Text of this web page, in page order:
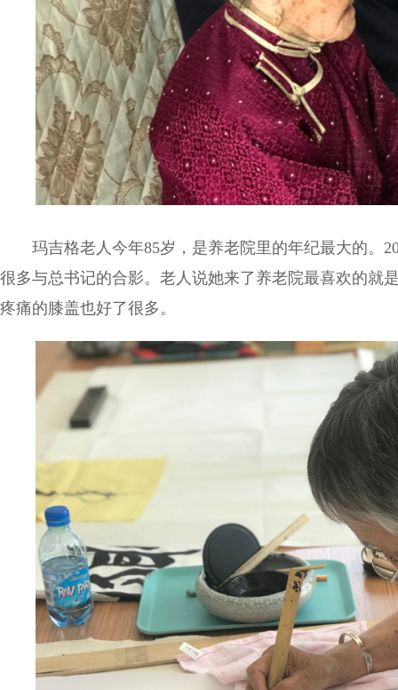
玛吉格老人今年85岁，是养老院里的年纪最大的。
很多与总书记的合影。老人说她来了养老院最喜欢的就
疼痛的膝盖也好了很多。